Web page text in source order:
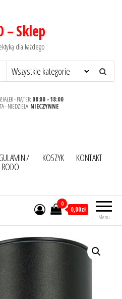
– Sklep
dla każdego
- PIĄTEK: 08:00 - 18:00
- NIEDZIELA:NIECZYNNE
/
RODO
KOSZYK KONTAKT
Menu
0
0,00zł